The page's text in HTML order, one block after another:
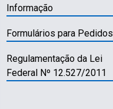
Informação
Formulários para Pedidos
Regulamentação da Lei
Federal Nº 12.527/2011